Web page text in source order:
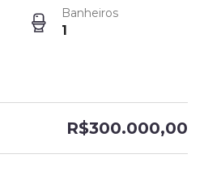
Banheiros
1
R$300.000,00